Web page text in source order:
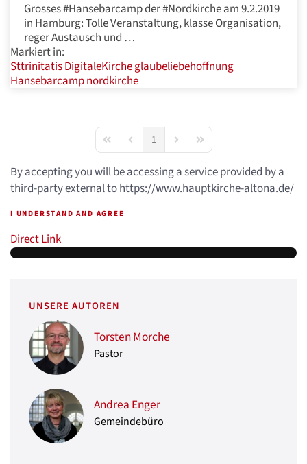
Grosses #Hansebarcamp der #Nordkirche am 9.2.2019
in Hamburg: Tolle Veranstaltung, klasse Organisation,
reger Austausch und …
Markiert in:
SttrinitatisDigitaleKircheglaubeliebehoffnung
Hansebarcampnordkirche
First PagePrevious Page
1 Next PageLast Page
By accepting you will be accessing a service provided by a
third-party external to https://www.hauptkirche-altona.de/
I UNDERSTAND AND AGREE
Direct Link
UNSERE AUTOREN
Torsten Morche
Pastor
Andrea Enger
Gemeindebüro